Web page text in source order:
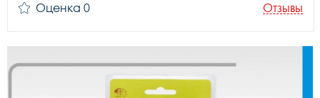
Оценка 0
Отзывы